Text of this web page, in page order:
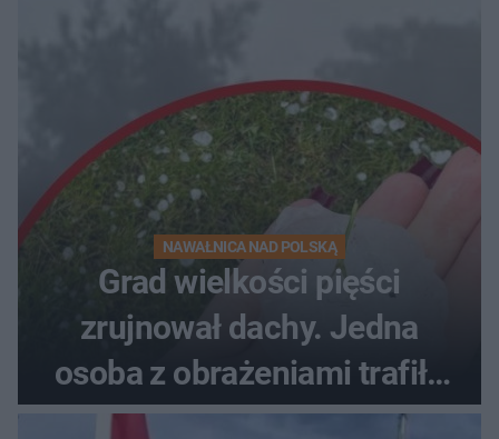
NAWAŁNICA NAD POLSKĄ
Grad wielkości pięści
zrujnował dachy. Jedna
osoba z obrażeniami trafiła
do szpitala